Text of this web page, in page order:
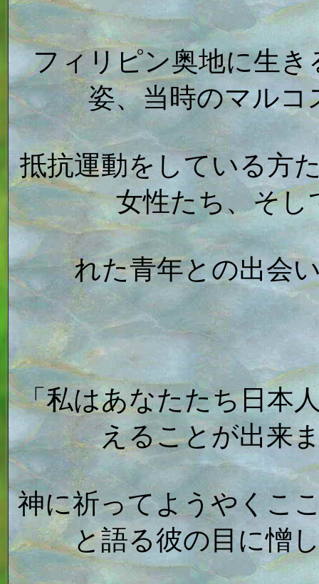
フィリピン奥地に生
姿、当時のマルコ
抵抗運動をしている方
女性たち、そし
れた青年との出会
「私はあなたたち日本
えることが出来
神に祈ってようやくこ
と語る彼の目に憎